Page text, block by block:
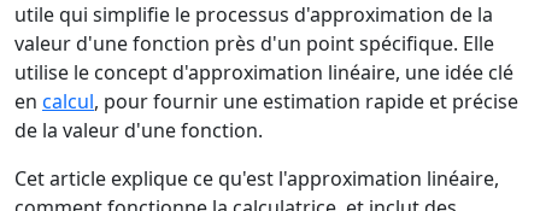
utile qui simplifie le processus d'approximation de la
valeur d'une fonction près d'un point spécifique. Elle
utilise le concept d'approximation linéaire, une idée clé
en calcul, pour fournir une estimation rapide et précise
de la valeur d'une fonction.
Cet article explique ce qu'est l'approximation linéaire,